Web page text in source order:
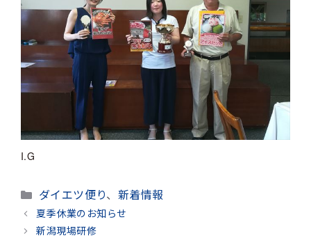
I.G
カ
テ
ゴ
ダイエツ便り、 新着情報
夏季休業のお知らせ
新潟現場研修